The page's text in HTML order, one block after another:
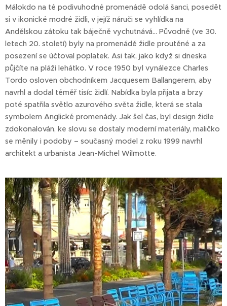
Málokdo na té podivuhodné promenádě odolá šanci, posedět
si v ikonické modré židli, v jejíž náruči se vyhlídka na
Andělskou zátoku tak báječně vychutnává… Původně (ve 30.
letech 20. století) byly na promenádě židle proutěné a za
posezení se účtoval poplatek. Asi tak, jako když si dneska
půjčíte na pláži lehátko. V roce 1950 byl vynálezce Charles
Tordo osloven obchodníkem Jacquesem Ballangerem, aby
navrhl a dodal téměř tisíc židlí. Nabídka byla přijata a brzy
poté spatřila světlo azurového světa židle, která se stala
symbolem Anglické promenády. Jak šel čas, byl design židle
zdokonalován, ke slovu se dostaly moderní materiály, maličko
se měnily i podoby – současný model z roku 1999 navrhl
architekt a urbanista Jean-Michel Wilmotte.